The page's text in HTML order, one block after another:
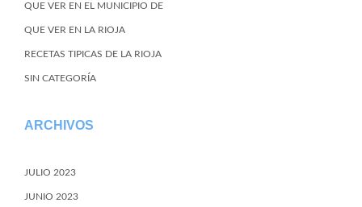
QUE VER EN EL MUNICIPIO DE
QUE VER EN LA RIOJA
RECETAS TIPICAS DE LA RIOJA
SIN CATEGORÍA
ARCHIVOS
JULIO 2023
JUNIO 2023